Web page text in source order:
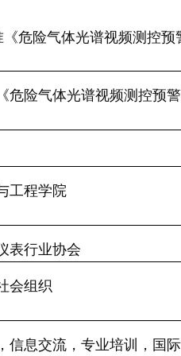
危险气体光谱视频测控预
危险气体光谱视频测控预
工程学院
表行业协会
会组织
信息交流，专业培训，国
辽宁省卓越工程师培养联合体在东北大学成立